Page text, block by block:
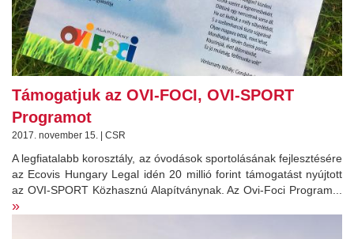
Támogatjuk az OVI-FOCI, OVI-SPORT
Programot
2017. november 15. | CSR
A legfiatalabb korosztály, az óvodások sportolásának fejlesztésére
az Ecovis Hungary Legal idén 20 millió forint támogatást nyújtott
az OVI-SPORT Közhasznú Alapítványnak. Az Ovi-Foci Program...
»